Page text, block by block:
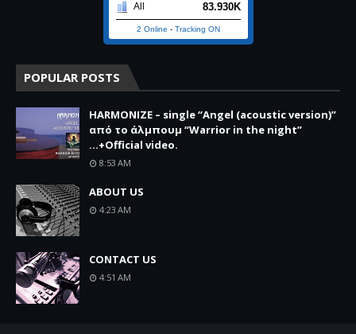
All 83.930K
2 Online - Tracking ON
POPULAR POSTS
HARMONIZE – single “Angel (acoustic version)”
από το άλμπουμ “Warrior in the night”
...+Official video.
8:53 AM
ABOUT US
4:23 AM
CONTACT US
4:51 AM